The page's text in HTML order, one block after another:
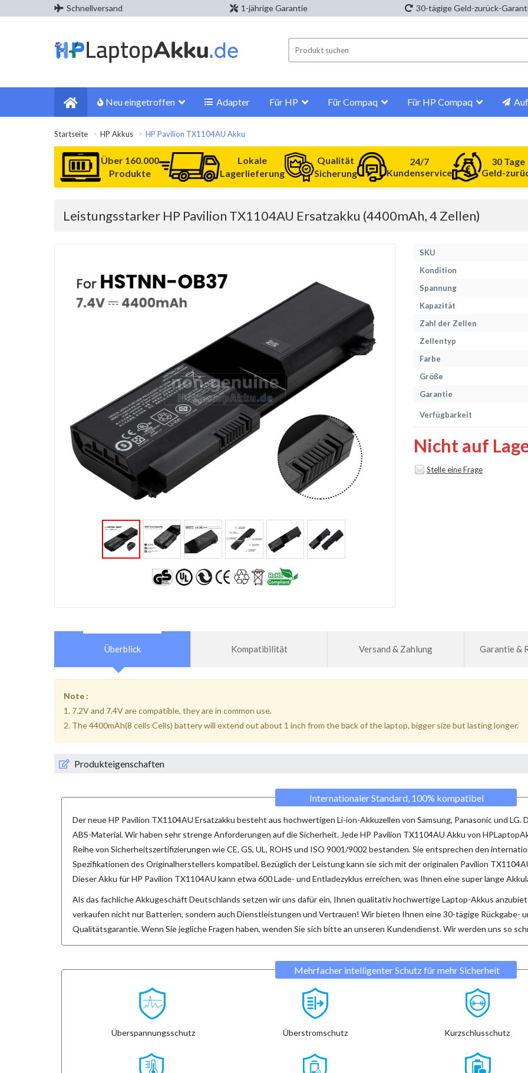
Schnellversand 1-jährige Garantie 30-tägige Geld-zurück-
Neu eingetroffen Adapter Für HP Für Compaq Für HP Compaq
Startseite HP Akkus HP Pavilion TX1104AU Akku
Über 160.000
Produkte
Lokale
Lagerlieferung
Qualität
Sicherung
24/7
Kundenservice
30 Tage
Geld-
Leistungsstarker HP Pavilion TX1104AU Ersatzakku (4400mAh, 4 Zellen)
SKU
Kondition
Spannung
Kapazität
Zahl der Zellen
Zellentyp
Farbe
Größe
Garantie
Verfügbarkeit
Nicht auf
Stelle eine Frage
Überblick Kompatibilität Versand & Zahlung Garantie &
Note :
1. 7.2V and 7.4V are compatible, they are in common use.
2. The 4400mAh(8 cells Cells) battery will extend out about 1 inch from the back of the laptop, bigger size but lasting longer.
Produkteigenschaften
Internationaler Standard, 100% kompatibel
Der neueHP Pavilion TX1104AU Ersatzakku besteht aus hochwertigen Li-ion-Akkuzellen von Samsung, Panasonic und LG.
ABS-Material. Wir haben sehr strenge Anforderungen auf die Sicherheit. JedeHP Pavilion TX1104AU Akku von
Reihe von Sicherheitszertifizierungen wie CE, GS, UL, ROHS und ISO 9001/9002 bestanden. Sie entsprechen den
Spezifikationen des Originalherstellers kompatibel. Bezüglich der Leistung kann sie sich mit der originalen Pavilion
DieserAkku für HP Pavilion TX1104AU kann etwa 600 Lade- und Entladezyklus erreichen, was Ihnen eine super lange
Als das fachliche Akkugeschäft Deutschlands setzen wir uns dafür ein, Ihnen qualitativ hochwertige Laptop-Akkus
verkaufen nicht nur Batterien, sondern auch Dienstleistungen und Vertrauen! Wir bieten Ihnen eine 30-tägige Rückgabe-
Qualitätsgarantie. Wenn Sie jegliche Fragen haben, wenden Sie sich bitte an unseren Kundendienst. Wir werden uns so
Mehrfacher intelligenter Schutz für mehr Sicherheit
Überspannungsschutz Überstromschutz Kurzschlusschutz